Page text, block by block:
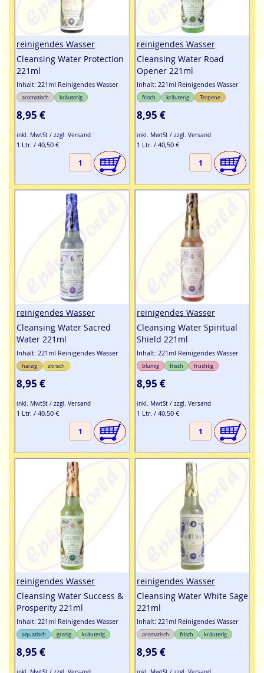
reinigendes Wasser
Cleansing Water Protection
221ml
Inhalt: 221ml Reinigendes Wasser
aromatisch kräuterig
8,95 €
inkl. MwtSt / zzgl. Versand
1 Ltr. / 40,50 €
reinigendes Wasser
Cleansing Water Road
Opener 221ml
Inhalt: 221ml Reinigendes Wasser
frisch kräuterig Terpene
8,95 €
inkl. MwtSt / zzgl. Versand
1 Ltr. / 40,50 €
reinigendes Wasser
Cleansing Water Sacred
Water 221ml
Inhalt: 221ml Reinigendes Wasser
harzig zitrisch
8,95 €
inkl. MwtSt / zzgl. Versand
1 Ltr. / 40,50 €
reinigendes Wasser
Cleansing Water Spiritual
Shield 221ml
Inhalt: 221ml Reinigendes Wasser
blumig frisch fruchtig
8,95 €
inkl. MwtSt / zzgl. Versand
1 Ltr. / 40,50 €
reinigendes Wasser
Cleansing Water Success &
Prosperity 221ml
Inhalt: 221ml Reinigendes Wasser
aquatisch grasig kräuterig
8,95 €
reinigendes Wasser
Cleansing Water White Sage
221ml
Inhalt: 221ml Reinigendes Wasser
aromatisch frisch kräuterig
8,95 €